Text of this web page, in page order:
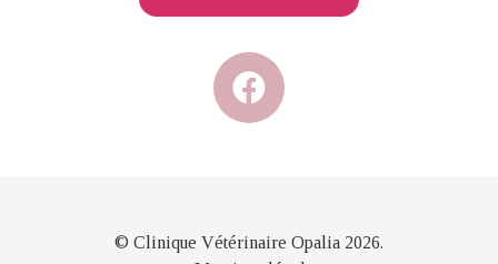
© Clinique Vétérinaire Opalia 2026.